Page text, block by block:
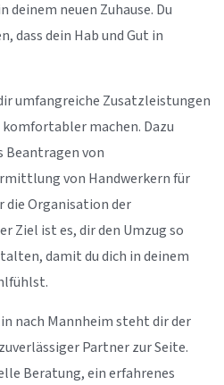
deinem neuen Zuhause. Du
dass dein Hab und Gut in
umfangreiche Zusatzleistungen
machen. Dazu
Beantragen von
von Handwerkern für
die Organisation der
Ziel ist es, dir den Umzug so
damit du dich in deinem
nach Mannheim steht dir der
Partner zur Seite.
Beratung, ein erfahrenes